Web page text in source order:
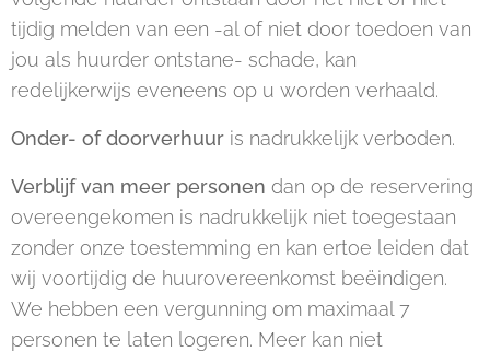
tijdig melden van een -al of niet door toedoen van
jou als huurder ontstane- schade, kan
redelijkerwijs eveneens op u worden verhaald.
Onder- of doorverhuur is nadrukkelijk verboden.
Verblijf van meer personen dan op de reservering
overeengekomen is nadrukkelijk niet toegestaan
zonder onze toestemming en kan ertoe leiden dat
wij voortijdig de huurovereenkomst beëindigen.
We hebben een vergunning om maximaal 7
personen te laten logeren. Meer kan niet